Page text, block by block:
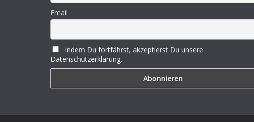
Email
Indem Du fortfährst, akzeptierst Du unsere
Datenschutzerklärung.